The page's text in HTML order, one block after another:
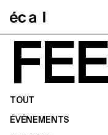
TOUT
ÉVÉNEMENTS